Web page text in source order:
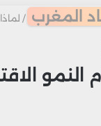
المغرب /
النمو